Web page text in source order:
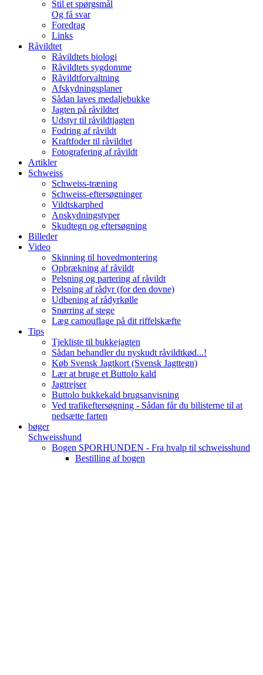
Stil et spørgsmål
Og få svar
Foredrag
Links
Råvildtet
Råvildtets biologi
Råvildtets sygdomme
Råvildtforvaltning
Afskydningsplaner
Sådan laves medaljebukke
Jagten på råvildtet
Udstyr til råvildtjagten
Fodring af råvildt
Kraftfoder til råvildtet
Fotografering af råvildt
Artikler
Schweiss
Schweiss-træning
Schweiss-eftersøgninger
Vildtskarphed
Anskydningstyper
Skudtegn og eftersøgning
Billeder
Video
Skinning til hovedmontering
Opbrækning af råvildt
Pelsning og partering af råvildt
Pelsning af rådyr (for den dovne)
Udbening af rådyrkølle
Snørring af stege
Læg camouflage på dit riffelskæfte
Tips
Tjekliste til bukkejagten
Sådan behandler du nyskudt råvildtkød...!
Køb Svensk Jagtkort (Svensk Jagttegn)
Lær at bruge et Buttolo kald
Jagtrejser
Buttolo bukkekald brugsanvisning
Ved trafikeftersøgning - Sådan får du bilisterne til at
nedsætte farten
bøger
Schweisshund
Bogen SPORHUNDEN - Fra hvalp til schweisshund
Bestilling af bogen